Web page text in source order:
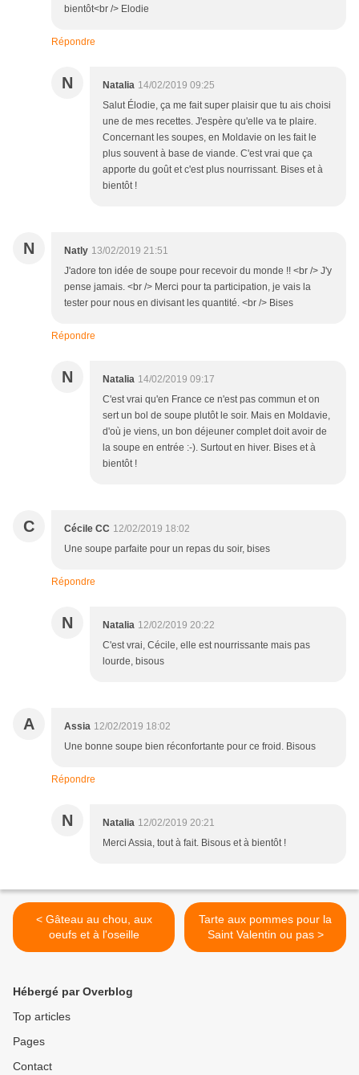
bientôt<br /> Elodie
Répondre
N Natalia 14/02/2019 09:25
Salut Élodie, ça me fait super plaisir que tu ais choisi
une de mes recettes. J'espère qu'elle va te plaire.
Concernant les soupes, en Moldavie on les fait le
plus souvent à base de viande. C'est vrai que ça
apporte du goût et c'est plus nourrissant. Bises et à
bientôt !
N Natly 13/02/2019 21:51
J'adore ton idée de soupe pour recevoir du monde !! <br /> J'y
pense jamais. <br /> Merci pour ta participation, je vais la
tester pour nous en divisant les quantité. <br /> Bises
Répondre
N Natalia 14/02/2019 09:17
C'est vrai qu'en France ce n'est pas commun et on
sert un bol de soupe plutôt le soir. Mais en Moldavie,
d'où je viens, un bon déjeuner complet doit avoir de
la soupe en entrée :-). Surtout en hiver. Bises et à
bientôt !
C Cécile CC 12/02/2019 18:02
Une soupe parfaite pour un repas du soir, bises
Répondre
N Natalia 12/02/2019 20:22
C'est vrai, Cécile, elle est nourrissante mais pas
lourde, bisous
A Assia 12/02/2019 18:02
Une bonne soupe bien réconfortante pour ce froid. Bisous
Répondre
N Natalia 12/02/2019 20:21
Merci Assia, tout à fait. Bisous et à bientôt !
< Gâteau au chou, aux
oeufs et à l'oseille
Tarte aux pommes pour la
Saint Valentin ou pas >
Hébergé par Overblog
Top articles
Pages
Contact